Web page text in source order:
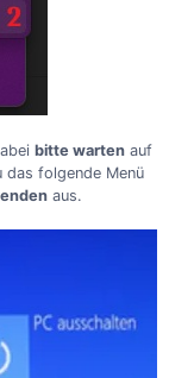
bitte warten auf
das folgende Menü
aus.